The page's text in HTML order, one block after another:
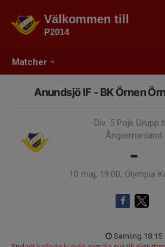
Matcher
Välkommen till
P2014
Anundsjö IF - BK Örnen
Div. 5 Pojk Grupp
Ångermanland
-
10 maj, 19:00, Olympia
Samling 18:15